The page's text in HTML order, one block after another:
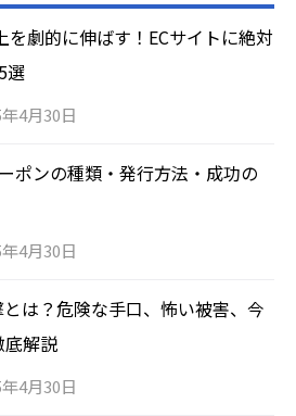
を劇的に伸ばす！ECサイトに絶対
選
4月30日
ポンの種類・発行方法・成功の
4月30日
は？危険な手口、怖い被害、今
底解説
4月30日